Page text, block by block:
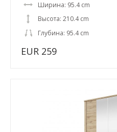
Ширина: 95.4 cm
Высота: 210.4 cm
Глубина: 95.4 cm
EUR 259